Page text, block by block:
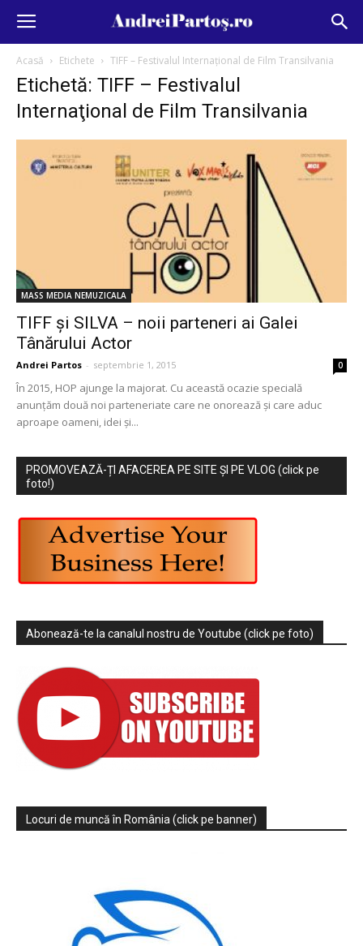
Acasă Etichete TIFF – Festivalul Internaţional de Film Transilvania
Etichetă: TIFF – Festivalul
Internaţional de Film Transilvania
MASS MEDIA NEMUZICALA
TIFF şi SILVA – noii parteneri ai Galei
Tânărului Actor
Andrei Partos - septembrie 1, 2015 0
În 2015, HOP ajunge la majorat. Cu această ocazie specială
anunţăm două noi parteneriate care ne onorează şi care aduc
aproape oameni, idei şi...
PROMOVEAZĂ-ȚI AFACEREA PE SITE ȘI PE VLOG (click pe
foto!)
Abonează-te la canalul nostru de Youtube (click pe foto)
Locuri de muncă în România (click pe banner)